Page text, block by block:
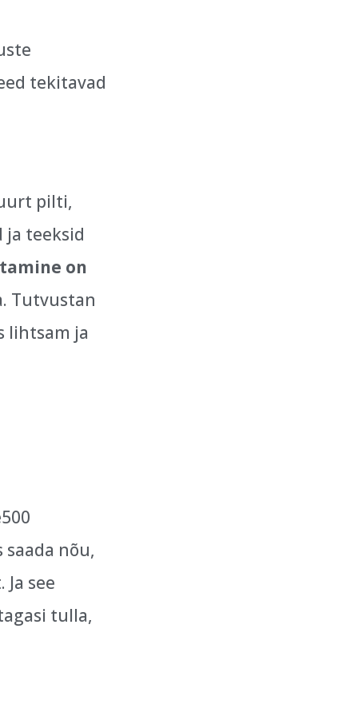
tekitavad
pilti,
teeksid
on
Tutvustan
lihtsam ja
nõu,
see
tulla,